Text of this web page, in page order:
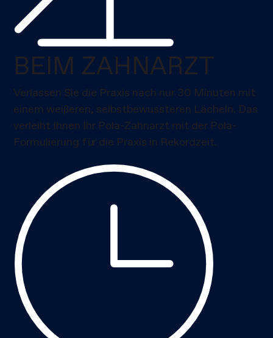
BEIM ZAHNARZT
Verlassen Sie die Praxis nach nur 30 Minuten mit
einem weißeren, selbstbewussteren Lächeln. Das
verleiht Ihnen Ihr Pola-Zahnarzt mit der Pola-
Formulierung für die Praxis in Rekordzeit.